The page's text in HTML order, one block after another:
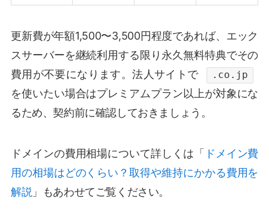
更新費が年額1,500〜3,500円程度であれば、エック
スサーバーを継続利用する限り永久無料特典でその
費用が不要になります。法人サイトで
.co.jp
を使いたい場合はプレミアムプラン以上が対象にな
るため、契約前に確認しておきましょう。
ドメインの費用相場について詳しくは「 ドメイン費
用の相場はどのくらい？取得や維持にかかる費用を
解説」もあわせてご覧ください。